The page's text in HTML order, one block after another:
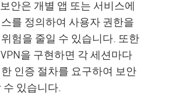
보안은 개별 앱 또는 서비스에
를 정의하여 사용자 권한을
험을 줄일 수 있습니다. 또한
을 구현하면 각 세션마다
인증 절차를 요구하여 보안
수 있습니다.